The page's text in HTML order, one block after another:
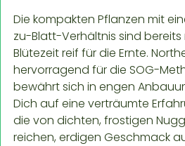
Die kompakten Pflanzen mit
zu-Blatt-Verhältnis sind
Blütezeit reif für die Ernte.
hervorragend für die SOG-
bewährt sich in engen
Dich auf eine verträumte
die von dichten, frostigen
reichen, erdigen Geschmack